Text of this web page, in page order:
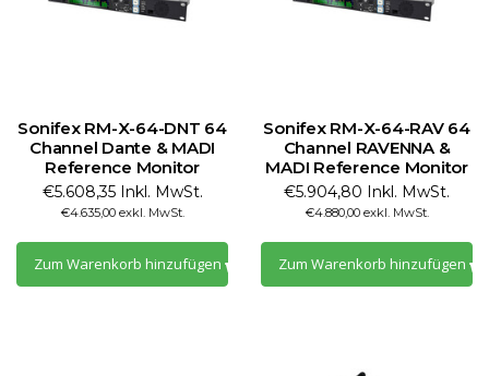
Sonifex RM-X-64-DNT 64
Channel Dante & MADI
Reference Monitor
€5.608,35 Inkl. MwSt.
€4.635,00 exkl. MwSt.
Zum Warenkorb hinzufügen
Sonifex RM-X-64-RAV 64
Channel RAVENNA &
MADI Reference Monitor
€5.904,80 Inkl. MwSt.
€4.880,00 exkl. MwSt.
Zum Warenkorb hinzufügen